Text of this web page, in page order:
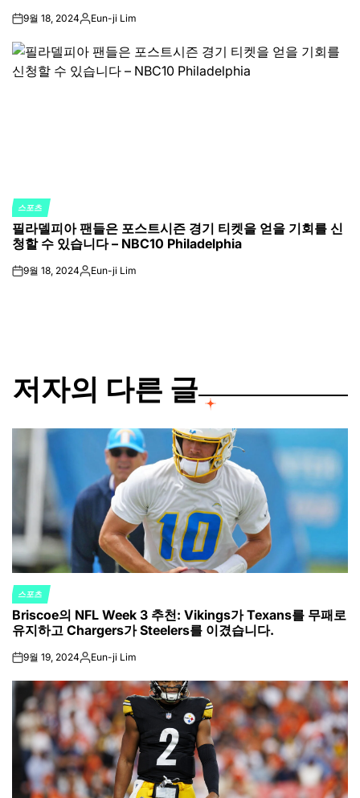
on9월 18, 2024Posted
Eun-ji Lim
POSTED
IN
스포츠
필라델피아 팬들은 포스트시즌 경기 티켓을 얻을 기회를 신
청할 수 있습니다 – NBC10 Philadelphia
on9월 18, 2024Posted
Eun-ji Lim
저자의 다른 글
POSTED
IN
스포츠
Briscoe의 NFL Week 3 추천: Vikings가 Texans를 무패로
유지하고 Chargers가 Steelers를 이겼습니다.
on9월 19, 2024Posted
Eun-ji Lim